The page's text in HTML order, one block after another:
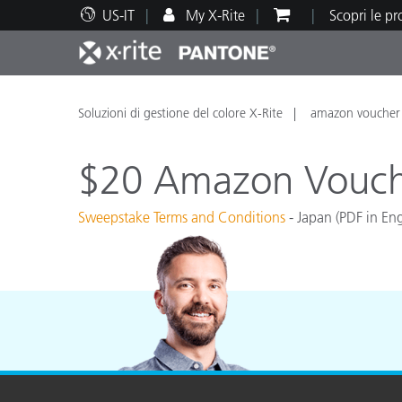
US-IT My X-Rite Scopri le
Principali prodotti
Stampa e Packaging
Automotive
Supporto tecnico
Risorse didattiche
Soluzioni di gestione del colore X-Rite amazon
$20 Amazon
Sweepstake Terms and Conditions - Japan (PDF in